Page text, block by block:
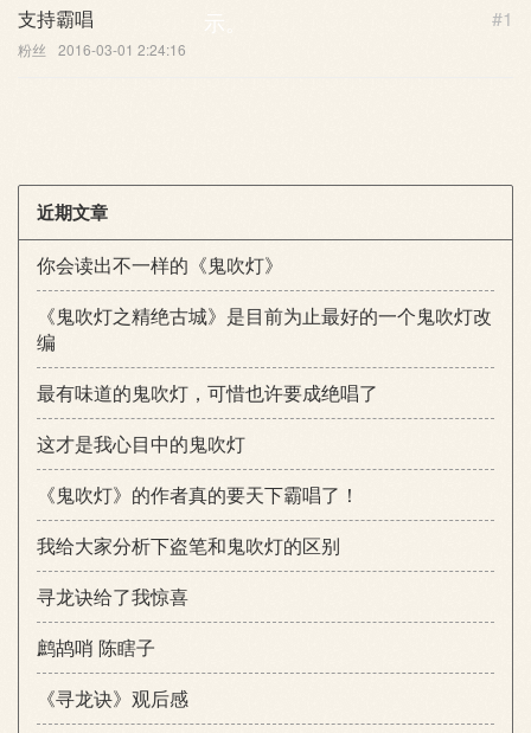
示。 #1
支持霸唱
粉丝 2016-03-01 2:24:16
近期文章
你会读出不一样的《鬼吹灯》
《鬼吹灯之精绝古城》是目前为止最好的一个鬼吹灯改
编
最有味道的鬼吹灯，可惜也许要成绝唱了
这才是我心目中的鬼吹灯
《鬼吹灯》的作者真的要天下霸唱了！
我给大家分析下盗笔和鬼吹灯的区别
寻龙诀给了我惊喜
鹧鸪哨 陈瞎子
《寻龙诀》观后感